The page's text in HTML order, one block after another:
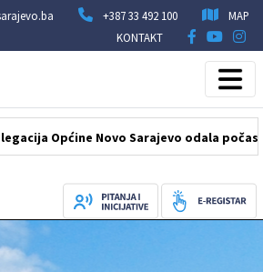
+387 33 492 100
MAP
KONTAKT
Novo Sarajevo odala počast